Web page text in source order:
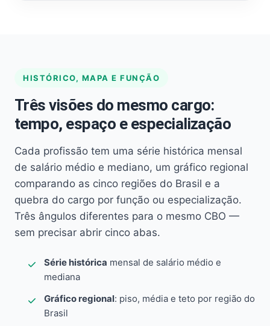
HISTÓRICO, MAPA E FUNÇÃO
Três visões do mesmo cargo:
tempo, espaço e especialização
Cada profissão tem uma série histórica mensal
de salário médio e mediano, um gráfico regional
comparando as cinco regiões do Brasil e a
quebra do cargo por função ou especialização.
Três ângulos diferentes para o mesmo CBO —
sem precisar abrir cinco abas.
Série histórica mensal de salário médio e
mediana
Gráfico regional: piso, média e teto por região do
Brasil